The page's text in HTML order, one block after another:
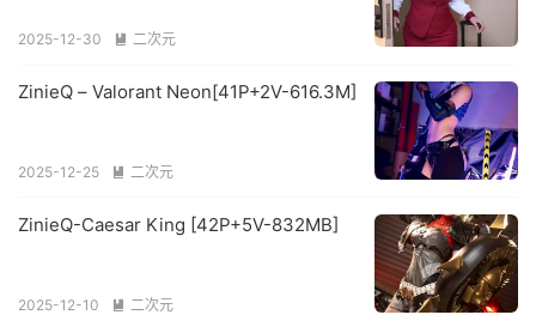
2025-12-30  二次元
ZinieQ – Valorant Neon[41P+2V-616.3M]
2025-12-25  二次元
ZinieQ-Caesar King [42P+5V-832MB]
2025-12-10  二次元